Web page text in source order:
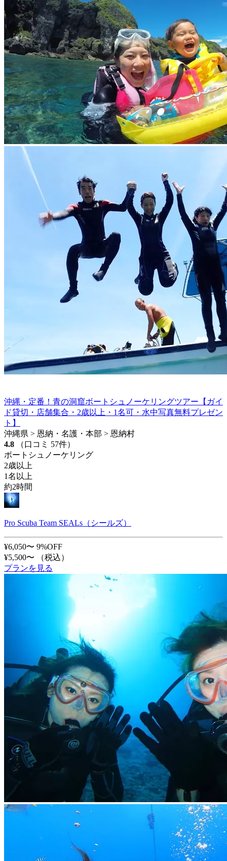
沖縄・定番！青の洞窟ボートシュノーケリングツアー【ガイ
ド貸切・店舗集合・2歳以上・1名可・水中写真無料プレゼン
ト】
沖縄県 > 恩納・名護・本部 > 恩納村
4.8
（口コミ 57件）
ボートシュノーケリング
2歳以上
1名以上
約2時間
Pro Scuba Team SEALs（シールズ）
¥6,050〜 9%OFF
¥5,500〜
（税込）
プランを見る